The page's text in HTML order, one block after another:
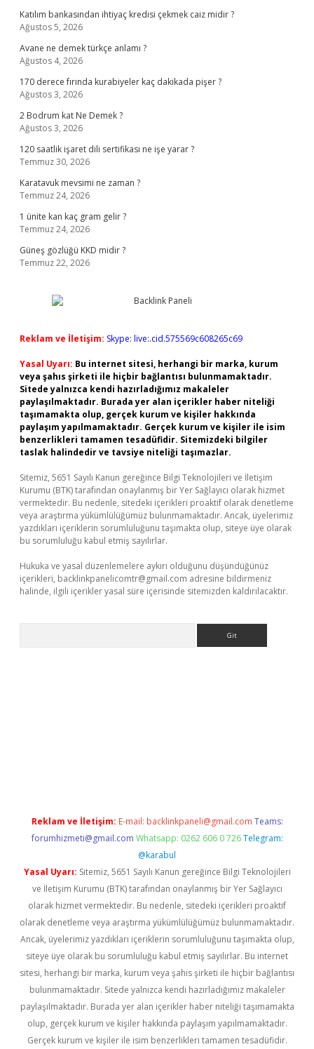
Katılım bankasından ihtiyaç kredisi çekmek caiz midir ?
Ağustos 5, 2026
Avane ne demek türkçe anlamı ?
Ağustos 4, 2026
170 derece fırında kurabiyeler kaç dakikada pişer ?
Ağustos 3, 2026
2 Bodrum kat Ne Demek ?
Ağustos 3, 2026
120 saatlik işaret dili sertifikası ne işe yarar ?
Temmuz 30, 2026
Karatavuk mevsimi ne zaman ?
Temmuz 24, 2026
1 ünite kan kaç gram gelir ?
Temmuz 24, 2026
Güneş gözlüğü KKD midir ?
Temmuz 22, 2026
Reklam ve İletişim: Skype: live:.cid.575569c608265c69
Yasal Uyarı: Bu internet sitesi, herhangi bir marka, kurum
veya şahıs şirketi ile hiçbir bağlantısı bulunmamaktadır.
Sitede yalnızca kendi hazırladığımız makaleler
paylaşılmaktadır. Burada yer alan içerikler haber niteliği
taşımamakta olup, gerçek kurum ve kişiler hakkında
paylaşım yapılmamaktadır. Gerçek kurum ve kişiler ile isim
benzerlikleri tamamen tesadüfidir. Sitemizdeki bilgiler
taslak halindedir ve tavsiye niteliği taşımazlar.
Sitemiz, 5651 Sayılı Kanun gereğince Bilgi Teknolojileri ve İletişim
Kurumu (BTK) tarafından onaylanmış bir Yer Sağlayıcı olarak hizmet
vermektedir. Bu nedenle, sitedeki içerikleri proaktif olarak denetleme
veya araştırma yükümlülüğümüz bulunmamaktadır. Ancak, üyelerimiz
yazdıkları içeriklerin sorumluluğunu taşımakta olup, siteye üye olarak
bu sorumluluğu kabul etmiş sayılırlar.
Hukuka ve yasal düzenlemelere aykırı olduğunu düşündüğünüz
içerikleri, backlinkpanelicomtr@gmail.com adresine bildirmeniz
halinde, ilgili içerikler yasal süre içerisinde sitemizden kaldırılacaktır.
Reklam ve İletişim: E-mail: backlinkpaneli@gmail.com Teams:
forumhizmeti@gmail.com Whatsapp: 0262 606 0 726 Telegram:
@karabul
Yasal Uyarı: Sitemiz, 5651 Sayılı Kanun gereğince Bilgi Teknolojileri
ve İletişim Kurumu (BTK) tarafından onaylanmış bir Yer Sağlayıcı
olarak hizmet vermektedir. Bu nedenle, sitedeki içerikleri proaktif
olarak denetleme veya araştırma yükümlülüğümüz bulunmamaktadır.
Ancak, üyelerimiz yazdıkları içeriklerin sorumluluğunu taşımakta olup,
siteye üye olarak bu sorumluluğu kabul etmiş sayılırlar. Bu internet
sitesi, herhangi bir marka, kurum veya şahıs şirketi ile hiçbir bağlantısı
bulunmamaktadır. Sitede yalnızca kendi hazırladığımız makaleler
paylaşılmaktadır. Burada yer alan içerikler haber niteliği taşımamakta
olup, gerçek kurum ve kişiler hakkında paylaşım yapılmamaktadır.
Gerçek kurum ve kişiler ile isim benzerlikleri tamamen tesadüfidir.